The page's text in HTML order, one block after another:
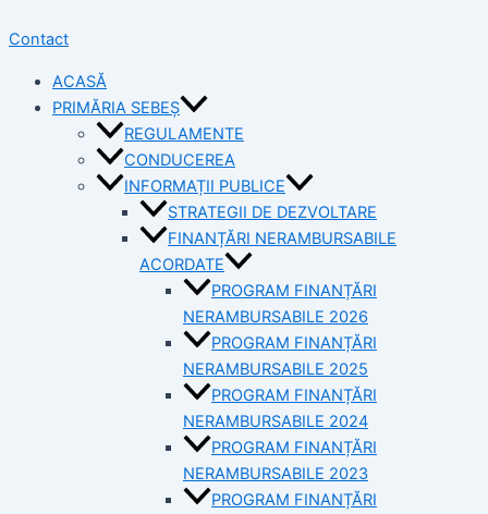
Contact
ACASĂ
PRIMĂRIA SEBEȘ
REGULAMENTE
CONDUCEREA
INFORMAȚII PUBLICE
STRATEGII DE DEZVOLTARE
FINANȚĂRI NERAMBURSABILE
ACORDATE
PROGRAM FINANȚĂRI
NERAMBURSABILE 2026
PROGRAM FINANȚĂRI
NERAMBURSABILE 2025
PROGRAM FINANȚĂRI
NERAMBURSABILE 2024
PROGRAM FINANȚĂRI
NERAMBURSABILE 2023
PROGRAM FINANȚĂRI